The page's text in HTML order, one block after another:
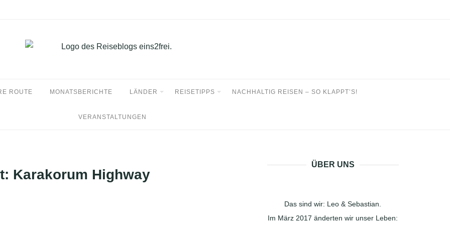
ROUTE MONATSBERICHTE LÄNDER REISETIPPS NACHHALTIG REISEN – SO KLAPPT’S!
VERANSTALTUNGEN
Karakorum Highway
ÜBER UNS
Das sind wir: Leo & Sebastian.
Im März 2017 änderten wir unser Leben: